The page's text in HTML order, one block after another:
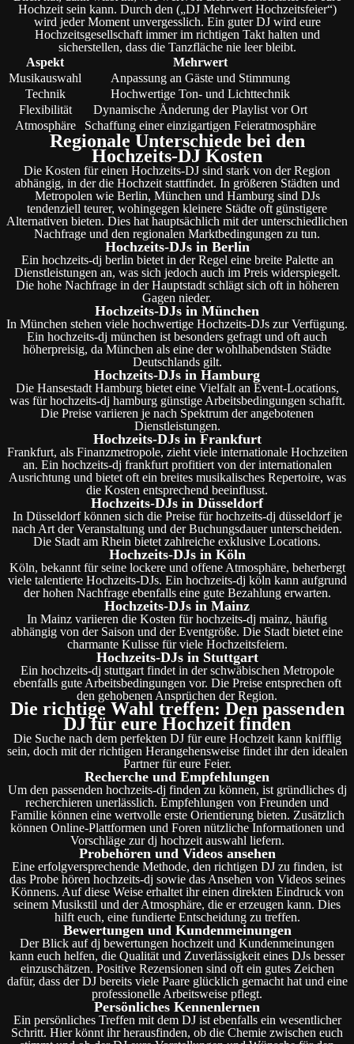
Hochzeit sein kann. Durch den („DJ Mehrwert Hochzeitsfeier“)
wird jeder Moment unvergesslich. Ein guter DJ wird eure
Hochzeitsgesellschaft immer im richtigen Takt halten und
sicherstellen, dass die Tanzfläche nie leer bleibt.
Aspekt
Mehrwert
Musikauswahl
Anpassung an Gäste und Stimmung
Technik
Hochwertige Ton- und Lichttechnik
Flexibilität
Dynamische Änderung der Playlist vor Ort
Atmosphäre
Schaffung einer einzigartigen Feieratmosphäre
Regionale Unterschiede bei den
Hochzeits-DJ Kosten
Die Kosten für einen Hochzeits-DJ sind stark von der Region
abhängig, in der die Hochzeit stattfindet. In größeren Städten und
Metropolen wie Berlin, München und Hamburg sind DJs
tendenziell teurer, wohingegen kleinere Städte oft günstigere
Alternativen bieten. Dies hat hauptsächlich mit der unterschiedlichen
Nachfrage und den regionalen Marktbedingungen zu tun.
Hochzeits-DJs in Berlin
Ein hochzeits-dj berlin bietet in der Regel eine breite Palette an
Dienstleistungen an, was sich jedoch auch im Preis widerspiegelt.
Die hohe Nachfrage in der Hauptstadt schlägt sich oft in höheren
Gagen nieder.
Hochzeits-DJs in München
In München stehen viele hochwertige Hochzeits-DJs zur Verfügung.
Ein hochzeits-dj münchen ist besonders gefragt und oft auch
höherpreisig, da München als eine der wohlhabendsten Städte
Deutschlands gilt.
Hochzeits-DJs in Hamburg
Die Hansestadt Hamburg bietet eine Vielfalt an Event-Locations,
was für hochzeits-dj hamburg günstige Arbeitsbedingungen schafft.
Die Preise variieren je nach Spektrum der angebotenen
Dienstleistungen.
Hochzeits-DJs in Frankfurt
Frankfurt, als Finanzmetropole, zieht viele internationale Hochzeiten
an. Ein hochzeits-dj frankfurt profitiert von der internationalen
Ausrichtung und bietet oft ein breites musikalisches Repertoire, was
die Kosten entsprechend beeinflusst.
Hochzeits-DJs in Düsseldorf
In Düsseldorf können sich die Preise für hochzeits-dj düsseldorf je
nach Art der Veranstaltung und der Buchungsdauer unterscheiden.
Die Stadt am Rhein bietet zahlreiche exklusive Locations.
Hochzeits-DJs in Köln
Köln, bekannt für seine lockere und offene Atmosphäre, beherbergt
viele talentierte Hochzeits-DJs. Ein hochzeits-dj köln kann aufgrund
der hohen Nachfrage ebenfalls eine gute Bezahlung erwarten.
Hochzeits-DJs in Mainz
In Mainz variieren die Kosten für hochzeits-dj mainz, häufig
abhängig von der Saison und der Eventgröße. Die Stadt bietet eine
charmante Kulisse für viele Hochzeitsfeiern.
Hochzeits-DJs in Stuttgart
Ein hochzeits-dj stuttgart findet in der schwäbischen Metropole
ebenfalls gute Arbeitsbedingungen vor. Die Preise entsprechen oft
den gehobenen Ansprüchen der Region.
Die richtige Wahl treffen: Den passenden
DJ für eure Hochzeit finden
Die Suche nach dem perfekten DJ für eure Hochzeit kann knifflig
sein, doch mit der richtigen Herangehensweise findet ihr den idealen
Partner für eure Feier.
Recherche und Empfehlungen
Um den passenden hochzeits-dj finden zu können, ist gründliches dj
recherchieren unerlässlich. Empfehlungen von Freunden und
Familie können eine wertvolle erste Orientierung bieten. Zusätzlich
können Online-Plattformen und Foren nützliche Informationen und
Vorschläge zur dj hochzeit auswahl liefern.
Probehören und Videos ansehen
Eine erfolgversprechende Methode, den richtigen DJ zu finden, ist
das Probe hören hochzeits-dj sowie das Ansehen von Videos seines
Könnens. Auf diese Weise erhaltet ihr einen direkten Eindruck von
seinem Musikstil und der Atmosphäre, die er erzeugen kann. Dies
hilft euch, eine fundierte Entscheidung zu treffen.
Bewertungen und Kundenmeinungen
Der Blick auf dj bewertungen hochzeit und Kundenmeinungen
kann euch helfen, die Qualität und Zuverlässigkeit eines DJs besser
einzuschätzen. Positive Rezensionen sind oft ein gutes Zeichen
dafür, dass der DJ bereits viele Paare glücklich gemacht hat und eine
professionelle Arbeitsweise pflegt.
Persönliches Kennenlernen
Ein persönliches Treffen mit dem DJ ist ebenfalls ein wesentlicher
Schritt. Hier könnt ihr herausfinden, ob die Chemie zwischen euch